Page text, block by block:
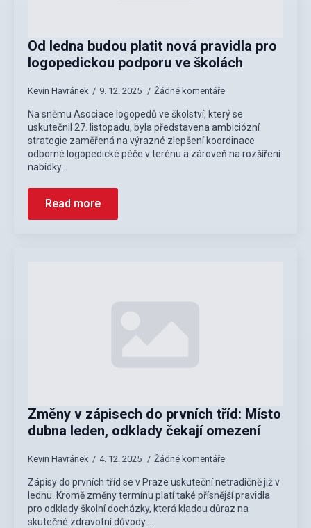
Od ledna budou platit nová pravidla pro
logopedickou podporu ve školách
Kevin Havránek 9. 12. 2025 Žádné komentáře
Na sněmu Asociace logopedů ve školství, který se
uskutečnil 27. listopadu, byla představena ambiciózní
strategie zaměřená na výrazné zlepšení koordinace
odborné logopedické péče v terénu a zároveň na rozšíření
nabídky…
Read more
Změny v zápisech do prvních tříd: Místo
dubna leden, odklady čekají omezení
Kevin Havránek 4. 12. 2025 Žádné komentáře
Zápisy do prvních tříd se v Praze uskuteční netradičně již v
lednu. Kromě změny termínu platí také přísnější pravidla
pro odklady školní docházky, která kladou důraz na
skutečné zdravotní důvody.…